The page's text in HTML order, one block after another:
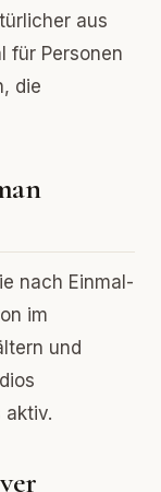
aus
für Personen
die
nach Einmal-
im
und
aktiv.